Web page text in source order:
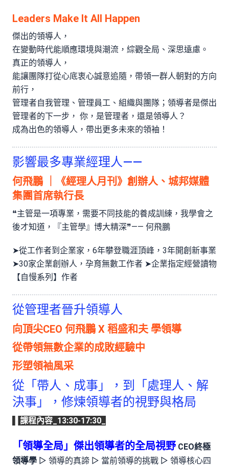
Leaders Make It All Happen
傑出的領導人，
在變動時代能順應環境與潮流，綜觀全局、深思遠慮。
真正的領導人，
能讓團隊打從心底衷心誠意追隨，帶領一群人朝對的方向
前行，
管理者自我管理、管理員工、組織與團隊；領導者是傑出
管理者的下一步， 你，是管理者，還是領導人？
成為出色的領導人，帶出更多未來的領袖！
影響最多專業經理人——
何飛鵬 ｜
《經理人月刊》創辦人、城邦媒體
集團首席執行長
❝主管是一項專業，需要不同技能的養成訓練，我學會之
後才知道，『主管學』博大精深❞—— 何飛鵬
➤從工作者到企業家，6年攀登職涯頂峰，3年開創新事業
➤30家企業創辦人，孕育無數工作者 ➤企業指定經營讀物
【自慢系列】作者
從管理者晉升領導人
向頂尖CEO 何飛鵬 X 稻盛和夫 學領導
從帶領無數企業的成敗經驗中
形塑領袖風采
從「帶人、成事」，到「處理人、解
決事」，修煉領導者的視野與格局
▐ 課程內容_13:30-17:30_
「領導全局」傑出領導者的全局視野 CEO終極
領導學 ▻ 領導的真諦 ▻ 當前領導的挑戰 ▻ 領導核心四